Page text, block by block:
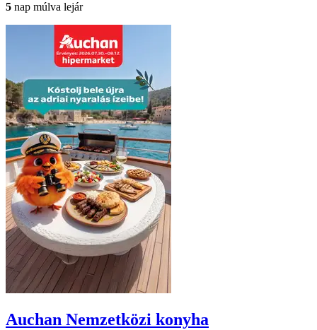
5 nap múlva lejár
Auchan Nemzetközi konyha